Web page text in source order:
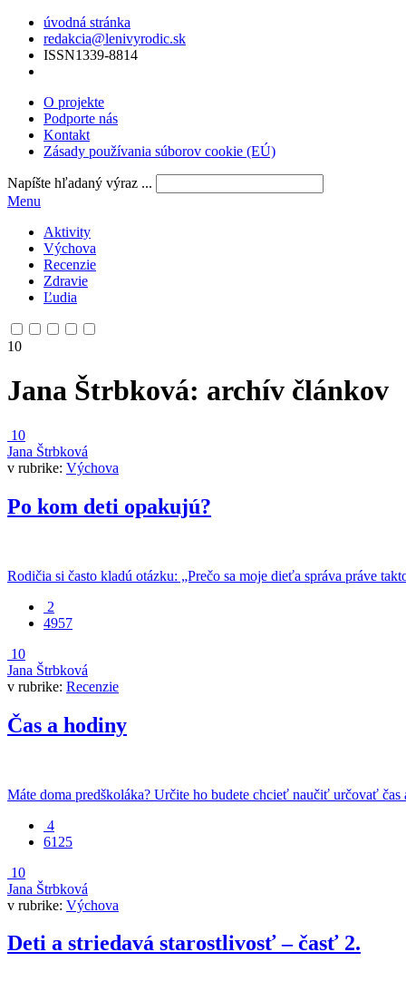
úvodná stránka
redakcia@lenivyrodic.sk
ISSN1339-8814
O projekte
Podporte nás
Kontakt
Zásady používania súborov cookie (EÚ)
Napíšte hľadaný výraz ...
Menu
Aktivity
Výchova
Recenzie
Zdravie
Ľudia
10
Jana Štrbková: archív článkov
10
Jana Štrbková
v rubrike: Výchova
Po kom deti opakujú?
Rodičia si často kladú otázku: „Prečo sa moje dieťa správa práve
2
4957
10
Jana Štrbková
v rubrike: Recenzie
Čas a hodiny
Máte doma predškoláka? Určite ho budete chcieť naučiť určovať čas
4
6125
10
Jana Štrbková
v rubrike: Výchova
Deti a striedavá starostlivosť – časť 2.